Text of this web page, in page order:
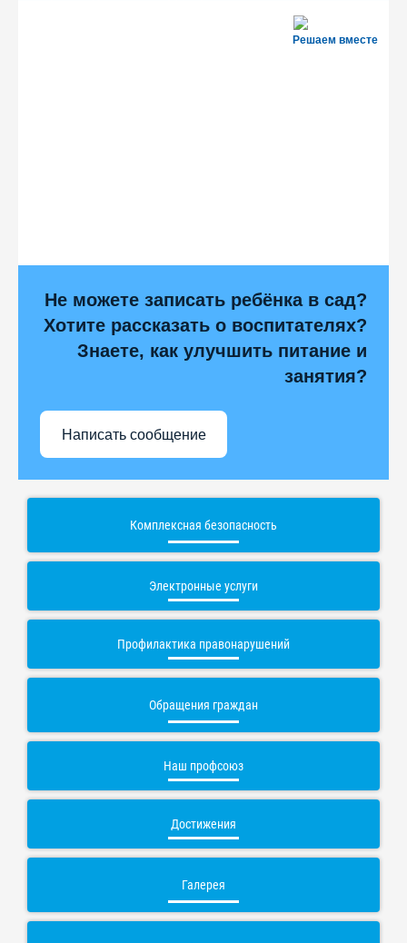
Решаем вместе
Не можете записать ребёнка в сад?
Хотите рассказать о воспитателях?
Знаете, как улучшить питание и
занятия?
Написать сообщение
Комплексная безопасность
Электронные услуги
Профилактика правонарушений
Обращения граждан
Наш профсоюз
Достижения
Галерея